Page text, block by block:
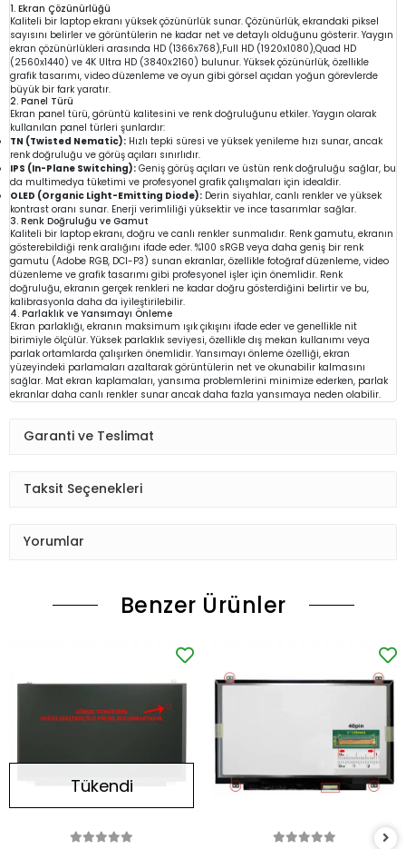
1. Ekran Çözünürlüğü
Kaliteli bir laptop ekranı yüksek çözünürlük sunar. Çözünürlük, ekrandaki piksel
sayısını belirler ve görüntülerin ne kadar net ve detaylı olduğunu gösterir. Yaygın
ekran çözünürlükleri arasında HD (1366x768),Full HD (1920x1080),Quad HD
(2560x1440) ve 4K Ultra HD (3840x2160) bulunur. Yüksek çözünürlük, özellikle
grafik tasarımı, video düzenleme ve oyun gibi görsel açıdan yoğun görevlerde
büyük bir fark yaratır.
2. Panel Türü
Ekran panel türü, görüntü kalitesini ve renk doğruluğunu etkiler. Yaygın olarak
kullanılan panel türleri şunlardır:
TN (Twisted Nematic): Hızlı tepki süresi ve yüksek yenileme hızı sunar, ancak
renk doğruluğu ve görüş açıları sınırlıdır.
IPS (In-Plane Switching): Geniş görüş açıları ve üstün renk doğruluğu sağlar, bu
da multimedya tüketimi ve profesyonel grafik çalışmaları için idealdir.
OLED (Organic Light-Emitting Diode): Derin siyahlar, canlı renkler ve yüksek
kontrast oranı sunar. Enerji verimliliği yüksektir ve ince tasarımlar sağlar.
3. Renk Doğruluğu ve Gamut
Kaliteli bir laptop ekranı, doğru ve canlı renkler sunmalıdır. Renk gamutu, ekranın
gösterebildiği renk aralığını ifade eder. %100 sRGB veya daha geniş bir renk
gamutu (Adobe RGB, DCI-P3) sunan ekranlar, özellikle fotoğraf düzenleme, video
düzenleme ve grafik tasarımı gibi profesyonel işler için önemlidir. Renk
doğruluğu, ekranın gerçek renkleri ne kadar doğru gösterdiğini belirtir ve bu,
kalibrasyonla daha da iyileştirilebilir.
4. Parlaklık ve Yansımayı Önleme
Ekran parlaklığı, ekranın maksimum ışık çıkışını ifade eder ve genellikle nit
birimiyle ölçülür. Yüksek parlaklık seviyesi, özellikle dış mekan kullanımı veya
parlak ortamlarda çalışırken önemlidir. Yansımayı önleme özelliği, ekran
yüzeyindeki parlamaları azaltarak görüntülerin net ve okunabilir kalmasını
sağlar. Mat ekran kaplamaları, yansıma problemlerini minimize ederken, parlak
ekranlar daha canlı renkler sunar ancak daha fazla yansımaya neden olabilir.
Garanti ve Teslimat
Taksit Seçenekleri
Yorumlar
Benzer Ürünler
Tükendi